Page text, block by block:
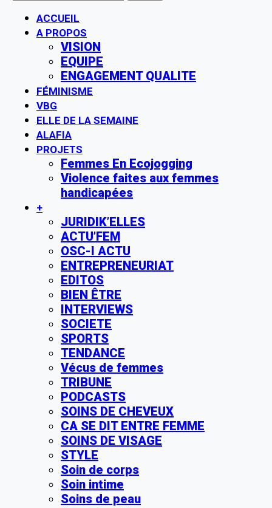
ACCUEIL
A PROPOS
VISION
EQUIPE
ENGAGEMENT QUALITE
FÉMINISME
VBG
ELLE DE LA SEMAINE
ALAFIA
PROJETS
Femmes En Ecojogging
Violence faites aux femmes
handicapées
+
JURIDIK’ELLES
ACTU’FEM
OSC-I ACTU
ENTREPRENEURIAT
EDITOS
BIEN ÊTRE
INTERVIEWS
SOCIETE
SPORTS
TENDANCE
Vécus de femmes
TRIBUNE
PODCASTS
SOINS DE CHEVEUX
CA SE DIT ENTRE FEMME
SOINS DE VISAGE
STYLE
Soin de corps
Soin intime
Soins de peau